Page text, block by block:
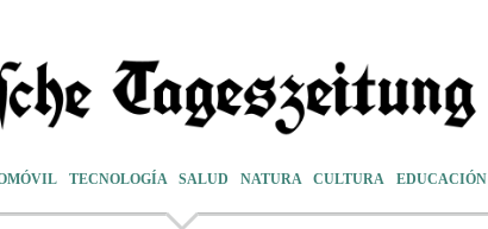
TECNOLOGÍA SALUD NATURA CULTURA EDUCACIÓN